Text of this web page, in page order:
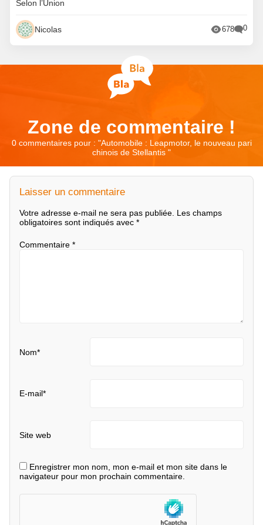
Selon l’Union
Nicolas 678 0
Zone de commentaire !
0 commentaires pour : "Automobile : Leapmotor, le nouveau pari
chinois de Stellantis "
Laisser un commentaire
Votre adresse e-mail ne sera pas publiée. Les champs
obligatoires sont indiqués avec *
Commentaire *
Nom*
E-mail*
Site web
Enregistrer mon nom, mon e-mail et mon site dans le
navigateur pour mon prochain commentaire.